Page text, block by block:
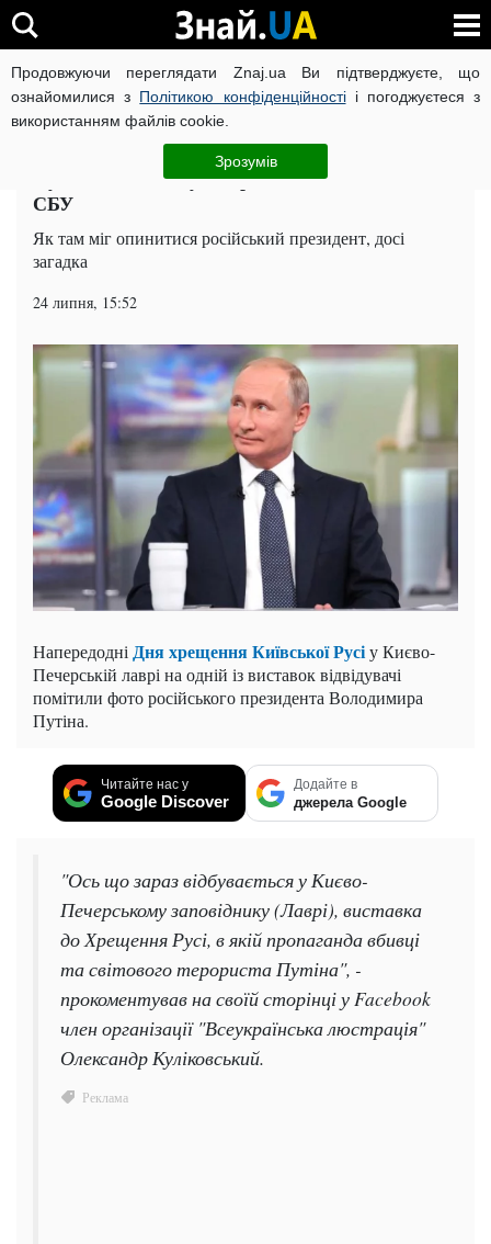
Продовжуючи переглядати Znaj.ua Ви підтверджуєте, що
ознайомилися з Політикою конфіденційностіі погоджуєтеся з
використанням файлів cookie.
Зрозумів
ВІЙНА РОСІЇ ПРОТИ УКРАЇНИ КОРОНАВІРУС В УКРАЇНІ
ЧИТАТЬ НА РУССКОМ
Путін засвітився у Лаврі, киянин викликав
СБУ
Як там міг опинитися російський президент, досі
загадка
24 липня, 15:52
Напередодні Дня хрещення Київської Русіу Києво-
Печерській лаврі на одній із виставок відвідувачі
помітили фото російського президента Володимира
Путіна.
Читайте нас у
Google Discover
Додайте в
джерела Google
"Ось що зараз відбувається у Києво-
Печерському заповіднику (Лаврі), виставка
до Хрещення Русі, в якій пропаганда вбивці
та світового терориста Путіна", -
прокоментував на своїй сторінці у Facebook
член організації "Всеукраїнська люстрація"
Олександр Куліковський.